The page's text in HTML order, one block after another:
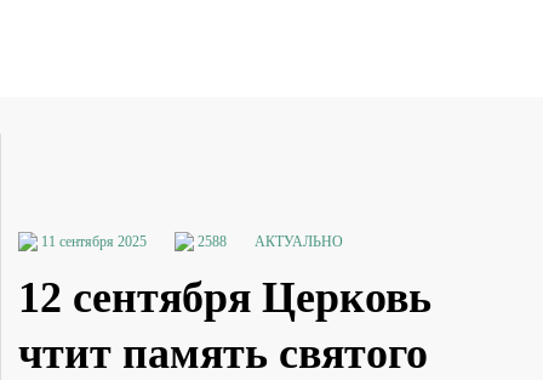
11 сентября 2025 2588 АКТУАЛЬНО
12 сентября Церковь
чтит память святого